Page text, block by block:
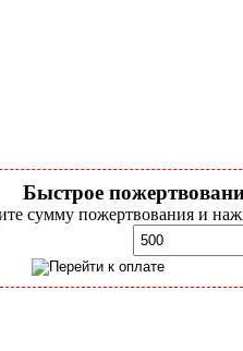
Быстрое
сумму пожертвования и